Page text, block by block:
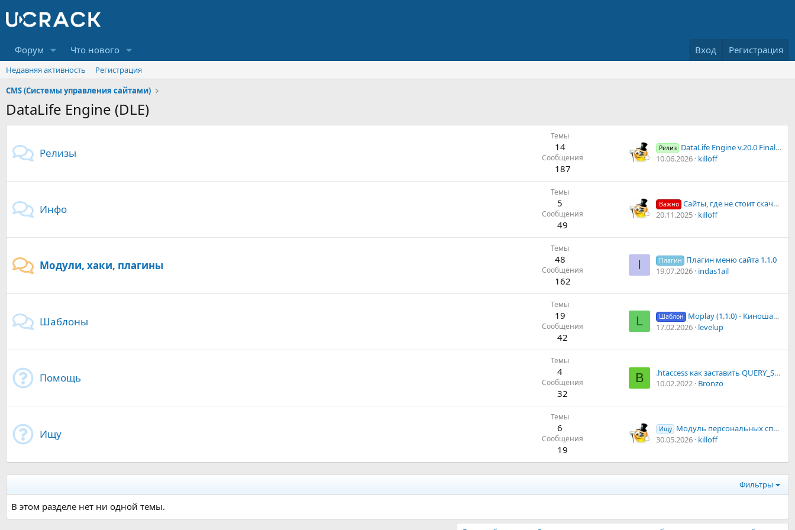
Форум Что нового Вход Регистрация
Недавняя активность
Регистрация
CMS (Системы управления сайтами)
DataLife Engine (DLE)
Релизы
Темы
14
Сообщения
187
Релиз DataLife Engine v.20.0 Final Release
10.06.2026 killoff
Инфо
Темы
5
Сообщения
49
Важно Сайты, где не стоит скачивать DLE
20.11.2025 killoff
Модули, хаки, плагины
Темы
48
Сообщения
162
I Плагин
Плагин меню сайта 1.1.0
19.07.2026 indas1ail
Шаблоны
Темы
19
Сообщения
42
L Шаблон
Moplay (1.1.0) - Киношаблон DLE для фильмов, телешоу и потокового видео
17.02.2026 levelup
Помощь
Темы
4
Сообщения
32
B
.htaccess как заставить QUERY_STRING понимать слэш
10.02.2022 Bronzo
Ищу
Темы
6
Сообщения
19
Ищу Модуль персональных списков/закладок
30.05.2026 killoff
Фильтры
В этом разделе нет ни одной темы.